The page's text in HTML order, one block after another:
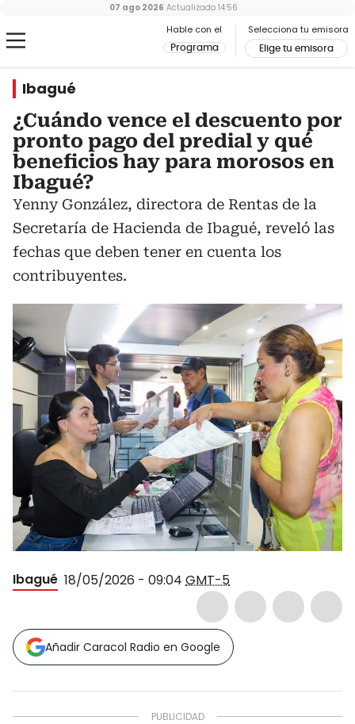
Hable con el
Programa
Selecciona tu emisora
Elige tu emisora
07 ago 2026 Actualizado 14:56
Ibagué
¿Cuándo vence el descuento por
pronto pago del predial y qué
beneficios hay para morosos en
Ibagué?
Yenny González, directora de Rentas de la
Secretaría de Hacienda de Ibagué, reveló las
fechas que deben tener en cuenta los
contribuyentes.
Ibagué 18/05/2026 - 09:04 GMT-5
Añadir Caracol Radio en Google